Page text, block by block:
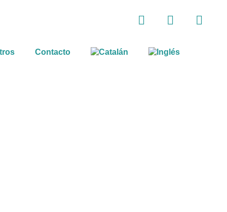
Contacto